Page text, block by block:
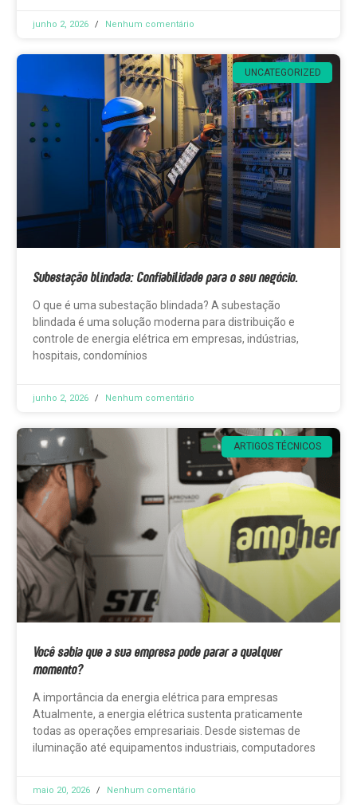
junho 2, 2026 Nenhum comentário
UNCATEGORIZED
Subestação blindada: Confiabilidade para o seu negócio.
O que é uma subestação blindada? A subestação
blindada é uma solução moderna para distribuição e
controle de energia elétrica em empresas, indústrias,
hospitais, condomínios
junho 2, 2026 Nenhum comentário
ARTIGOS TÉCNICOS
Você sabia que a sua empresa pode parar a qualquer
momento?
A importância da energia elétrica para empresas
Atualmente, a energia elétrica sustenta praticamente
todas as operações empresariais. Desde sistemas de
iluminação até equipamentos industriais, computadores
maio 20, 2026 Nenhum comentário